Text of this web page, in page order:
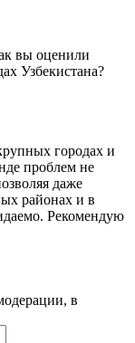
вы оценили
Узбекистана?
городах и
проблем не
даже
районах и в
Рекомендую
в